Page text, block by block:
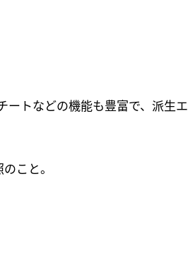
ートなどの機能も豊富で、派生エ
こと。